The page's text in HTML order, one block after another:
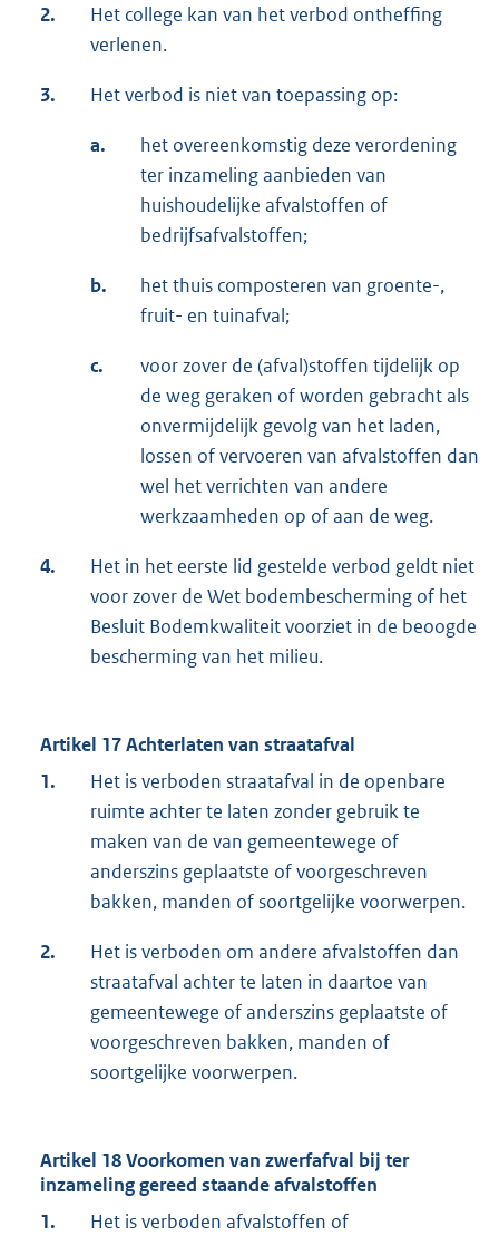
2.
Het college kan van het verbod ontheffing
verlenen.
3. Het verbod is niet van toepassing op:
a.
het overeenkomstig deze verordening
ter inzameling aanbieden van
huishoudelijke afvalstoffen of
bedrijfsafvalstoffen;
b.
het thuis composteren van groente-,
fruit- en tuinafval;
c.
voor zover de (afval)stoffen tijdelijk op
de weg geraken of worden gebracht als
onvermijdelijk gevolg van het laden,
lossen of vervoeren van afvalstoffen dan
wel het verrichten van andere
werkzaamheden op of aan de weg.
4.
Het in het eerste lid gestelde verbod geldt niet
voor zover de Wet bodembescherming of het
Besluit Bodemkwaliteit voorziet in de beoogde
bescherming van het milieu.
Artikel 17 Achterlaten van straatafval
1.
Het is verboden straatafval in de openbare
ruimte achter te laten zonder gebruik te
maken van de van gemeentewege of
anderszins geplaatste of voorgeschreven
bakken, manden of soortgelijke voorwerpen.
2.
Het is verboden om andere afvalstoffen dan
straatafval achter te laten in daartoe van
gemeentewege of anderszins geplaatste of
voorgeschreven bakken, manden of
soortgelijke voorwerpen.
Artikel 18 Voorkomen van zwerfafval bij ter
inzameling gereed staande afvalstoffen
1.
Het is verboden afvalstoffen of